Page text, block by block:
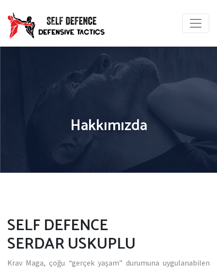
Hakkımızda
SELF DEFENCE
SERDAR USKUPLU
Krav Maga, çoğu “gerçek yaşam” durumuna uygulanabilen